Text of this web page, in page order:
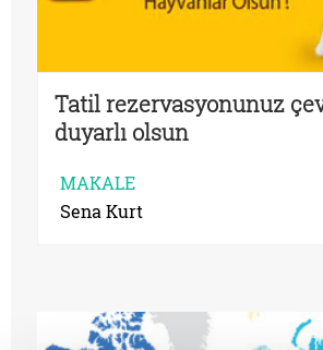
Tatil rezervasyonunuz
duyarlı olsun
MAKALE
Sena Kurt